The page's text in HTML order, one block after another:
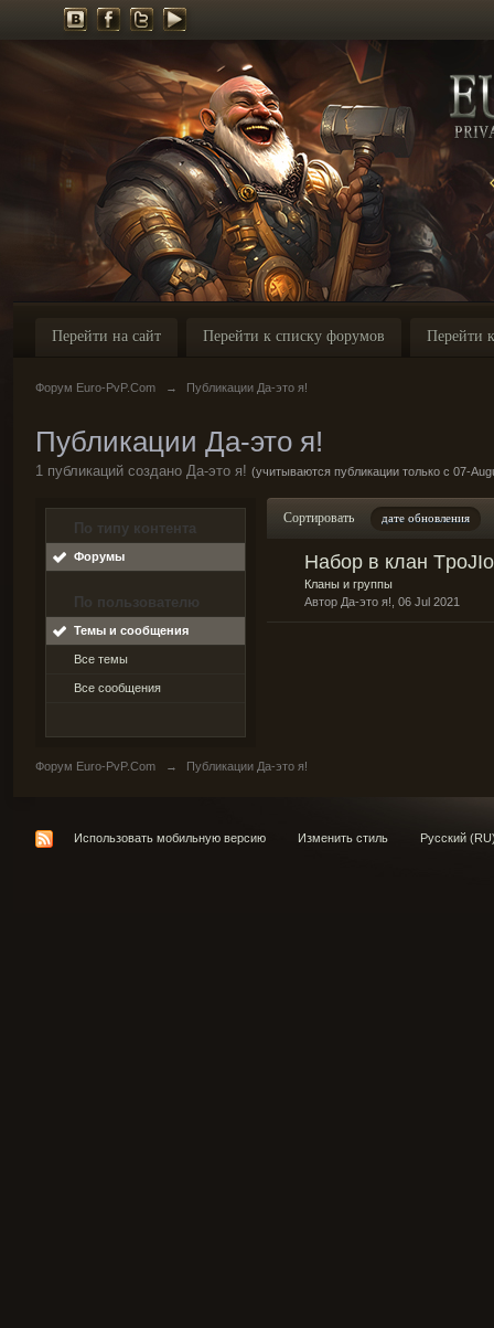
Перейти на сайт Перейти к списку форумов Перейти
Форум Euro-PvP.Com → Публикации Да-это я!
Публикации Да-это я!
1 публикаций создано Да-это я! (учитываются публикации только с 07-
По типу контента
Форумы
По пользователю
Темы и сообщения
Все темы
Все сообщения
Сортировать дате обновления
Набор в клан
Кланы и группы
Автор Да-это я! , 06 Jul 2021
Форум Euro-PvP.Com → Публикации Да-это я!
Использовать мобильную версию Изменить стиль Русский